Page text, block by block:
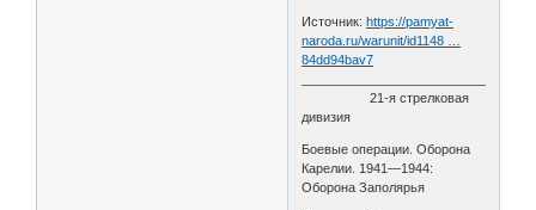
Источник:https://pamyat-
naroda.ru/warunit/id1148 …
84dd94bav7
21-я стрелковая
дивизия
Боевые операции. Оборона
Карелии. 1941—1944:
Оборона Заполярья